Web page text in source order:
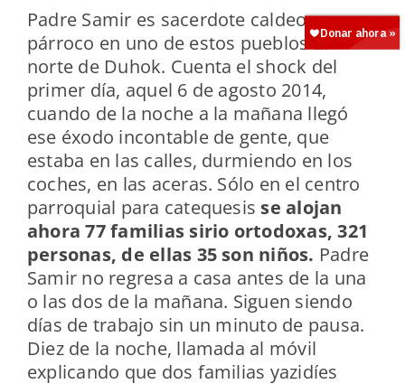
Padre Samir es sacerdote caldeo y
párroco en uno de estos pueblos al
norte de Duhok. Cuenta el shock del
primer día, aquel 6 de agosto 2014,
cuando de la noche a la mañana llegó
ese éxodo incontable de gente, que
estaba en las calles, durmiendo en los
coches, en las aceras. Sólo en el centro
parroquial para catequesis se alojan
ahora 77 familias sirio ortodoxas, 321
personas, de ellas 35 son niños. Padre
Samir no regresa a casa antes de la una
o las dos de la mañana. Siguen siendo
días de trabajo sin un minuto de pausa.
Diez de la noche, llamada al móvil
explicando que dos familias yazidíes